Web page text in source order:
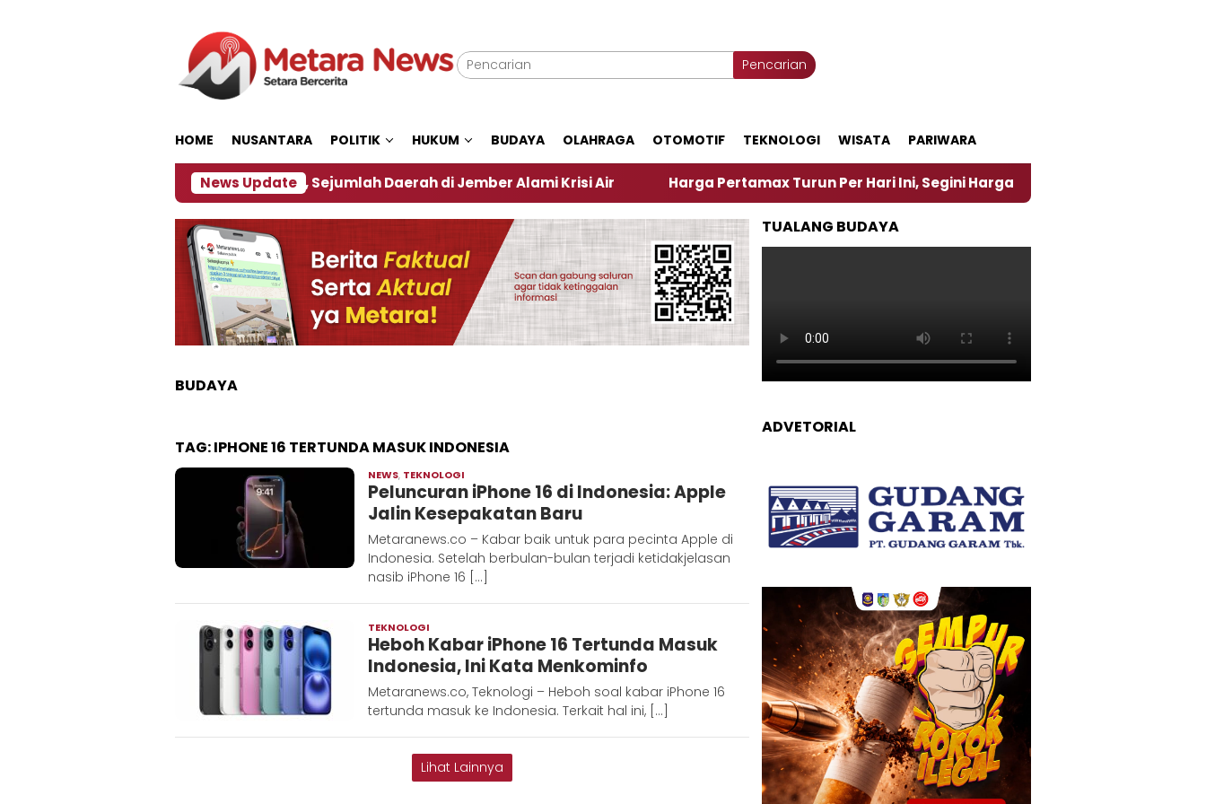
Pencarian
HOME NUSANTARA POLITIK HUKUM BUDAYA OLAHRAGA OTOMOTIF TEKNOLOGI WISATA PARIWARA
News Update
Dampak El Nino, Sejumlah Daerah di Jember Alami Krisi Air Harga Pertamax Turun Per Hari Ini, Segini Harganya
BUDAYA
TAG:IPHONE 16 TERTUNDA MASUK INDONESIA
NEWS, TEKNOLOGI
Metaranews
Peluncuran iPhone 16 di Indonesia: Apple
Jalin Kesepakatan Baru
Metaranews.co – Kabar baik untuk para pecinta Apple di
Indonesia. Setelah berbulan-bulan terjadi ketidakjelasan
nasib iPhone 16 […]
TEKNOLOGI
D
Heboh Kabar iPhone 16 Tertunda Masuk
Indonesia, Ini Kata Menkominfo
Metaranews.co, Teknologi – Heboh soal kabar iPhone 16
tertunda masuk ke Indonesia. Terkait hal ini, […]
Lihat Lainnya
TUALANG BUDAYA
ADVETORIAL